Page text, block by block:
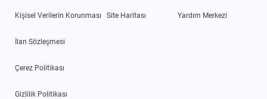
Kişisel Verilerin Korunması
İlan Sözleşmesi
Çerez Politikası
Gizlilik Politikası
Site Haritası Yardım Merkezi